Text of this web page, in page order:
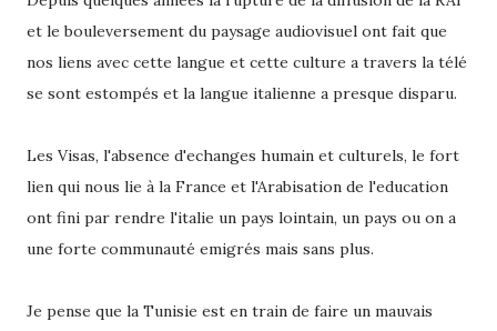
et le bouleversement du paysage audiovisuel ont fait que
nos liens avec cette langue et cette culture a travers la télé
se sont estompés et la langue italienne a presque disparu.
Les Visas, l'absence d'echanges humain et culturels, le fort
lien qui nous lie à la France et l'Arabisation de l'education
ont fini par rendre l'italie un pays lointain, un pays ou on a
une forte communauté emigrés mais sans plus.
Je pense que la Tunisie est en train de faire un mauvais